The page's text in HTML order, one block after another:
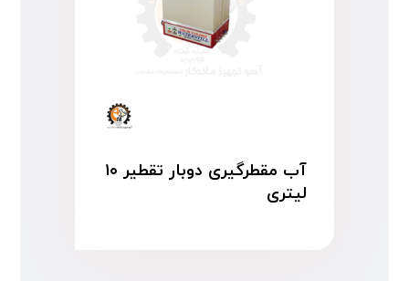
آب مقطرگیری دوبار تقطیر ۱۰
لیتری